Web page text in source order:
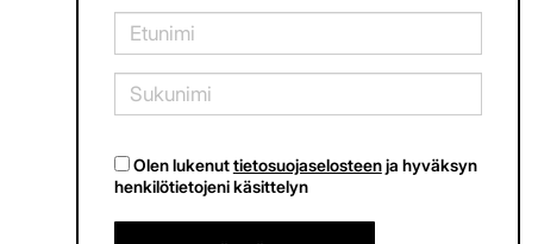
Olen lukenuttietosuojaselosteenja hyväksyn
henkilötietojeni käsittelyn